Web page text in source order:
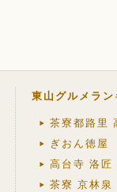
東山グルメラ
茶寮都路里
ぎおん徳屋
高台寺 洛匠
茶寮 京林泉